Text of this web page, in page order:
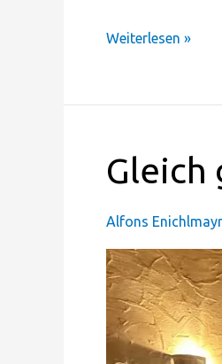
Weiterlesen »
Gleich
Alfons Enichlmayr
Gleich
gehts